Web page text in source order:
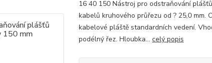
16 40 150 Nástroj pro odstraňování
kabelů kruhového průřezu od ? 25,0 mm.
kabelové pláště standardních vedení.
podélný řez. Hloubka... celý popis